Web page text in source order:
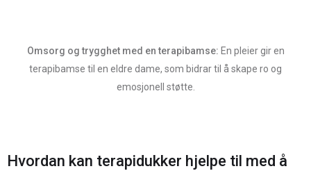
Omsorg og trygghet med en terapibamse: En pleier gir en
terapibamse til en eldre dame, som bidrar til å skape ro og
emosjonell støtte.
Hvordan kan terapidukker hjelpe til med å